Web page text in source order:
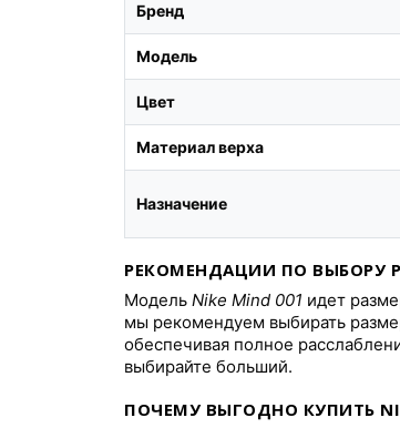
Бренд
Модель
Цвет
Материал верха
Назначение
РЕКОМЕНДАЦИИ ПО ВЫБОРУ
Модель Nike Mind 001 идет
мы рекомендуем выбирать
обеспечивая полное
выбирайте больший.
ПОЧЕМУ ВЫГОДНО КУПИТЬ